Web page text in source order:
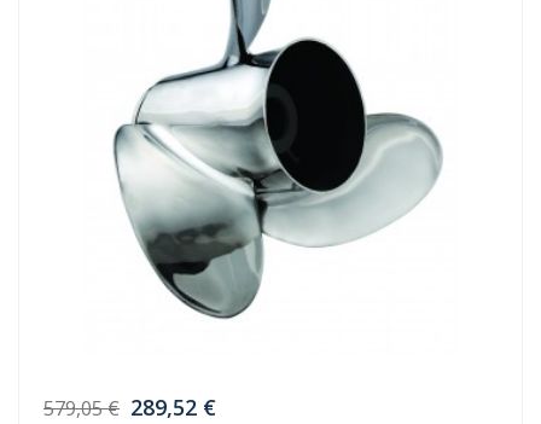
579,05 € 289,52 €